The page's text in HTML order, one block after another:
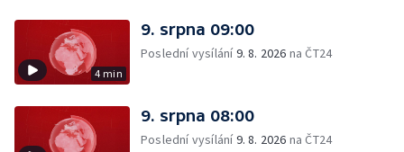
4 min
9. srpna 09:00
Poslední vysílání9. 8. 2026 na ČT24
9. srpna 08:00
Poslední vysílání9. 8. 2026 na ČT24